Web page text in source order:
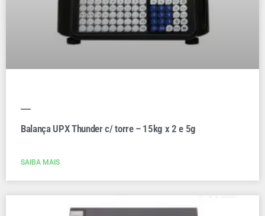
Balança UPX Thunder c/ torre – 15kg x 2 e 5g
SAIBA MAIS